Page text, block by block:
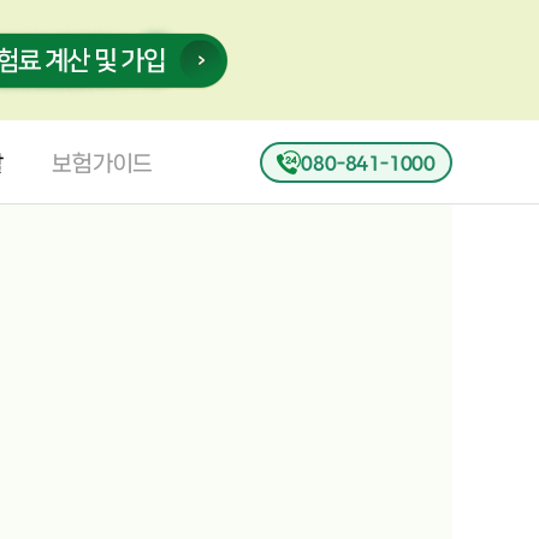
보험가이드 080-841-1000